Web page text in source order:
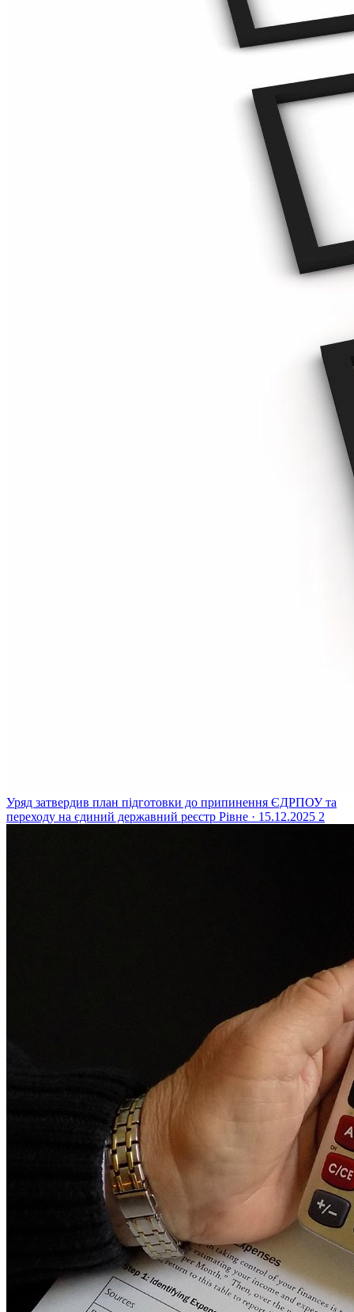
Уряд затвердив план підготовки до припинення ЄДРПОУ та
переходу на єдиний державний реєстр Рівне · 15.12.2025 2